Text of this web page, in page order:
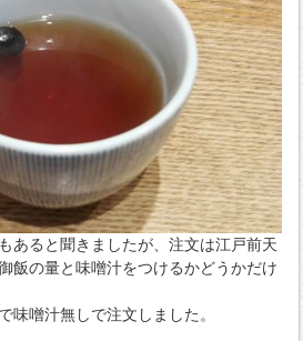
あると聞きましたが、注文は江戸前天
飯の量と味噌汁をつけるかどうかだけ
味噌汁無しで注文しました。